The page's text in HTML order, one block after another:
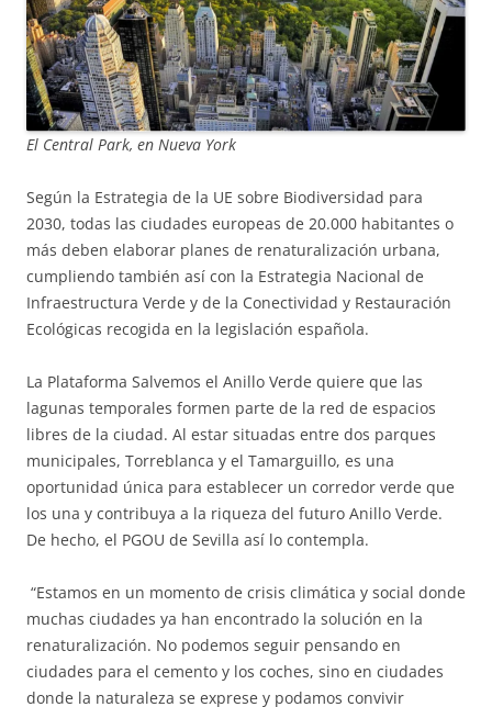
El Central Park, en Nueva York
Según la Estrategia de la UE sobre Biodiversidad para
2030, todas las ciudades europeas de 20.000 habitantes o
más deben elaborar planes de renaturalización urbana,
cumpliendo también así con la Estrategia Nacional de
Infraestructura Verde y de la Conectividad y Restauración
Ecológicas recogida en la legislación española.
La Plataforma Salvemos el Anillo Verde quiere que las
lagunas temporales formen parte de la red de espacios
libres de la ciudad. Al estar situadas entre dos parques
municipales, Torreblanca y el Tamarguillo, es una
oportunidad única para establecer un corredor verde que
los una y contribuya a la riqueza del futuro Anillo Verde.
De hecho, el PGOU de Sevilla así lo contempla.
“Estamos en un momento de crisis climática y social donde
muchas ciudades ya han encontrado la solución en la
renaturalización. No podemos seguir pensando en
ciudades para el cemento y los coches, sino en ciudades
donde la naturaleza se exprese y podamos convivir